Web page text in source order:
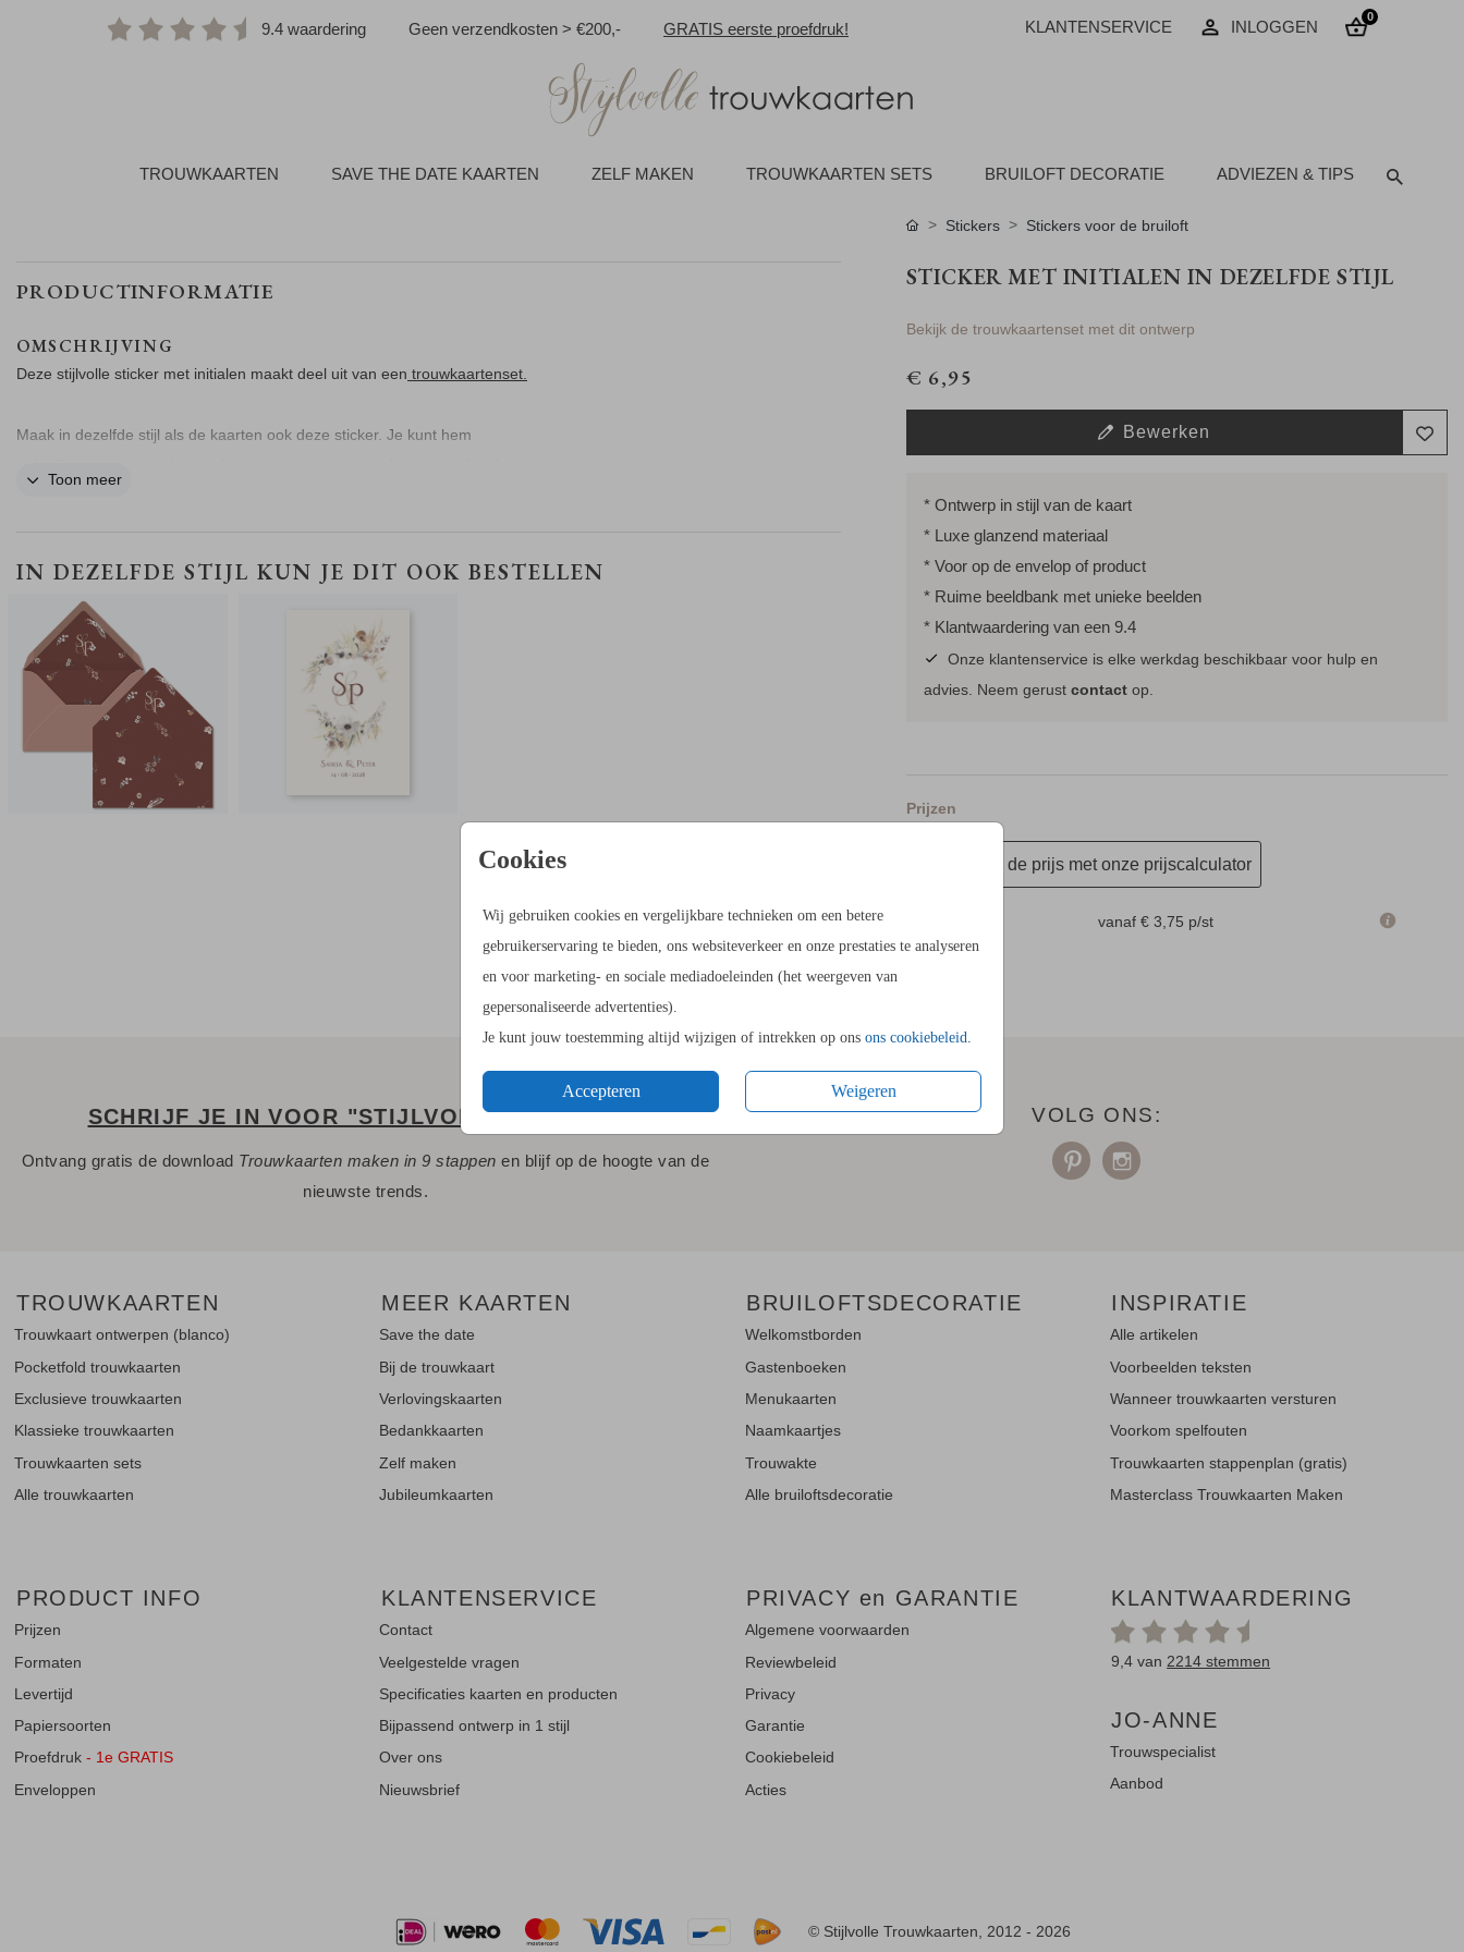
9.4 waardering Geen verzendkosten > €200,- GRATIS eerste proefdruk! KLANTENSERVICE INLOGGEN
0
TROUWKAARTEN SAVE THE DATE KAARTEN ZELF MAKEN TROUWKAARTEN SETS BRUILOFT DECORATIE ADVIEZEN & TIPS
Cookies
Wij gebruiken cookies en vergelijkbare technieken om een betere
gebruikerservaring te bieden, ons websiteverkeer en onze prestaties te analyseren
en voor marketing- en sociale mediadoeleinden (het weergeven van
gepersonaliseerde advertenties).
Je kunt jouw toestemming altijd wijzigen of intrekken op ons ons cookiebeleid
Accepteren Weigeren
PRODUCTINFORMATIE
OMSCHRIJVING
Deze stijlvolle sticker met initialen maakt deel uit van een trouwkaartenset.
Maak in dezelfde stijl als de kaarten ook deze sticker. Je kunt hem
Toon meer
IN DEZELFDE STIJL KUN JE DIT OOK BESTELLEN
TROUWKAART
Stickers Stickers voor de bruiloft
STICKER MET INITIALEN IN DEZELFDE STIJL
Bekijk de trouwkaartenset met dit ontwerp
€ 6,95
Bewerken
* Ontwerp in stijl van de kaart
* Luxe glanzend materiaal
* Voor op de envelop of product
* Ruime beeldbank met unieke beelden
* Klantwaardering van een 9.4
Onze klantenservice is elke werkdag beschikbaar voor hulp en
advies. Neem gerust contactop.
Prijzen
Bereken de prijs met onze prijscalculator
vanaf € 3,75 p/st
SCHRIJF JE IN VOOR "STIJLVOLLE UPDATES"!
Ontvang gratis de download Trouwkaarten maken in 9 stappen en blijf op de hoogte van de
nieuwste trends.
VOLG ONS:
TROUWKAARTEN
Trouwkaart ontwerpen (blanco)
Pocketfold trouwkaarten
Exclusieve trouwkaarten
Klassieke trouwkaarten
Trouwkaarten sets
Alle trouwkaarten
MEER KAARTEN
Save the date
Bij de trouwkaart
Verlovingskaarten
Bedankkaarten
Zelf maken
Jubileumkaarten
BRUILOFTSDECORATIE
Welkomstborden
Gastenboeken
Menukaarten
Naamkaartjes
Trouwakte
Alle bruiloftsdecoratie
INSPIRATIE
Alle artikelen
Voorbeelden teksten
Wanneer trouwkaarten versturen
Voorkom spelfouten
Trouwkaarten stappenplan (gratis)
Masterclass Trouwkaarten Maken
PRODUCT INFO
Prijzen
Formaten
Levertijd
Papiersoorten
Proefdruk- 1e GRATIS
Enveloppen
KLANTENSERVICE
Contact
Veelgestelde vragen
Specificaties kaarten en producten
Bijpassend ontwerp in 1 stijl
Over ons
Nieuwsbrief
PRIVACY en GARANTIE
Algemene voorwaarden
Reviewbeleid
Privacy
Garantie
Cookiebeleid
Acties
KLANTWAARDERING
9,4 van 2214 stemmen
JO-ANNE
Trouwspecialist
Aanbod
© Stijlvolle Trouwkaarten, 2012 - 2026